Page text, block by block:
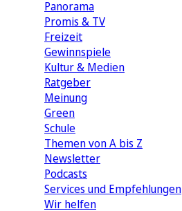
Panorama
Promis & TV
Freizeit
Gewinnspiele
Kultur & Medien
Ratgeber
Meinung
Green
Schule
Themen von A bis Z
Newsletter
Podcasts
Services und Empfehlungen
Wir helfen